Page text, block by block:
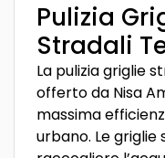
Pulizia
Stradali
La pulizia griglie
offerto da Nisa
massima
urbano. Le